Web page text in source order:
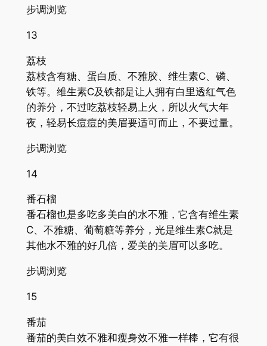
步调浏览
13
荔枝
荔枝含有糖、蛋白质、不雅胶、维生素C、磷、
铁等。维生素C及铁都是让人拥有白里透红气色
的养分，不过吃荔枝轻易上火，所以火气大年
夜，轻易长痘痘的美眉要适可而止，不要过量。
步调浏览
14
番石榴
番石榴也是多吃多美白的水不雅，它含有维生素
C、不雅糖、葡萄糖等养分，光是维生素C就是
其他水不雅的好几倍，爱美的美眉可以多吃。
步调浏览
15
番茄
番茄的美白效不雅和瘦身效不雅一样棒，它有很